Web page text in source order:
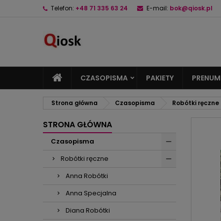
Telefon: +48 71 335 63 24 E-mail: bok@qiosk.pl
CZASOPISMA PAKIETY
Strona główna Czasopisma Robótki ręczne
STRONA GŁÓWNA
Czasopisma
Robótki ręczne
Anna Robótki
Anna Specjalna
Diana Robótki